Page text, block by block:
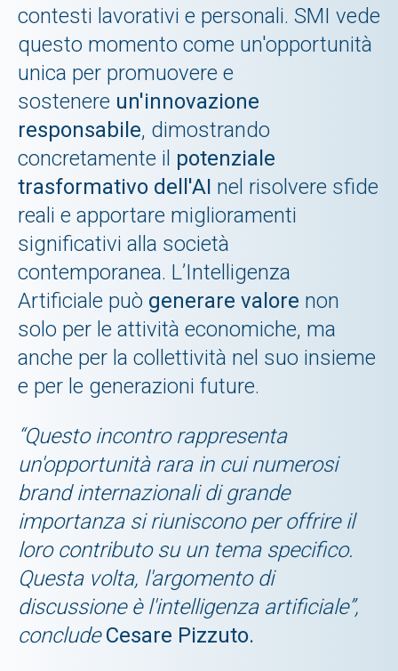
contesti lavorativi e personali. SMI vede
questo momento come un'opportunità
unica per promuovere e
sostenere un'innovazione
responsabile, dimostrando
concretamente il potenziale
trasformativo dell'AI nel risolvere sfide
reali e apportare miglioramenti
significativi alla società
contemporanea. L’Intelligenza
Artificiale può generare valore non
solo per le attività economiche, ma
anche per la collettività nel suo insieme
e per le generazioni future.
“Questo incontro rappresenta
un'opportunità rara in cui numerosi
brand internazionali di grande
importanza si riuniscono per offrire il
loro contributo su un tema specifico.
Questa volta, l'argomento di
discussione è l'intelligenza artificiale”,
concludeCesare Pizzuto.